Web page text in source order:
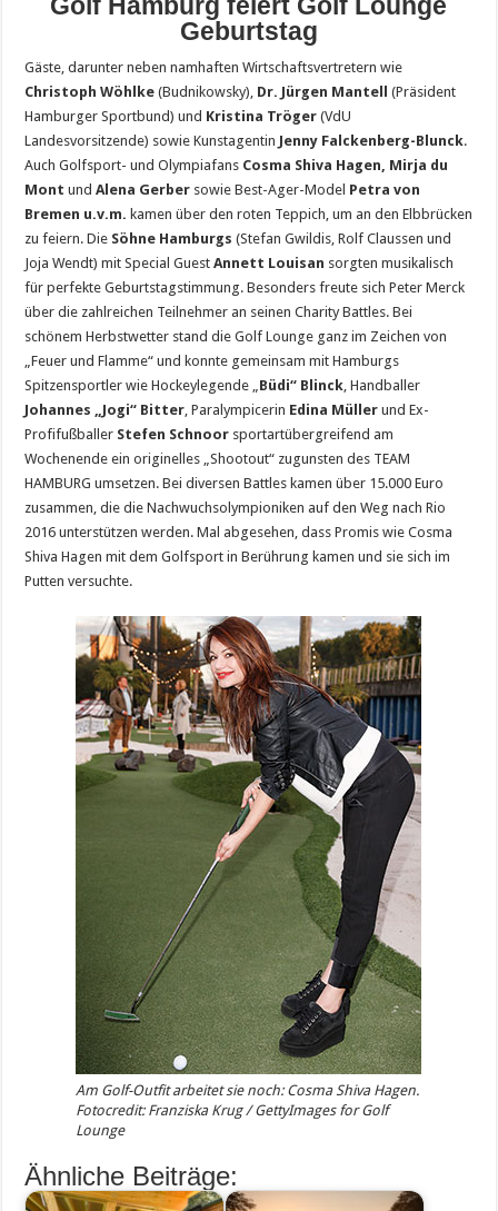
Geburtstag
Gäste, darunter neben namhaften Wirtschaftsvertretern wie
Christoph Wöhlke (Budnikowsky), Dr. Jürgen Mantell
(Präsident
Hamburger Sportbund) und Kristina Tröger (VdU
Landesvorsitzende) sowie Kunstagentin Jenny Falckenberg-Blunck.
Auch Golfsport- und Olympiafans Cosma Shiva Hagen, Mirja du
Montund Alena Gerber sowie Best-Ager-Model Petra von
Bremen u.v.m. kamen über den roten Teppich, um an den Elbbrücken
zu feiern. Die Söhne Hamburgs (Stefan Gwildis, Rolf Claussen und
Joja Wendt) mit Special GuestAnnett Louisan sorgten musikalisch
für perfekte Geburtstagstimmung. Besonders freute sich Peter Merck
über die zahlreichen Teilnehmer an seinen Charity Battles.Bei
schönem Herbstwetter stand die Golf Lounge ganz im Zeichen von
„Feuer und Flamme“ und konnte gemeinsam mit Hamburgs
Spitzensportler wie Hockeylegende „ Büdi“ Blinck , Handballer
Johannes „Jogi“ Bitter , Paralympicerin Edina Müller und Ex-
Profifußballer Stefen Schnoor sportartübergreifend am
Wochenende ein originelles „Shootout“ zugunsten des TEAM
HAMBURG umsetzen. Bei diversen Battles kamen über 15.000 Euro
zusammen, die die Nachwuchsolympioniken auf den Weg nach Rio
2016 unterstützen werden. Mal abgesehen, dass Promis wie Cosma
Shiva Hagen mit dem Golfsport in Berührung kamen und sie sich im
Putten versuchte.
Am Golf-Outfit arbeitet sie noch: Cosma Shiva Hagen.
Fotocredit: Franziska Krug / GettyImages for Golf
Lounge
Ähnliche Beiträge: